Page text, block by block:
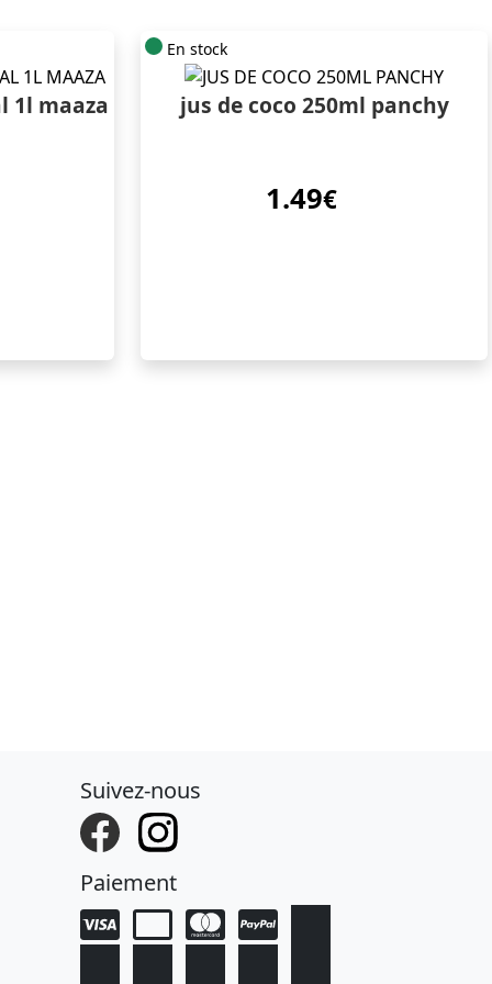
maaza
En stock
jus de coco 250ml panchy
1.49€
Suivez-nous
Paiement